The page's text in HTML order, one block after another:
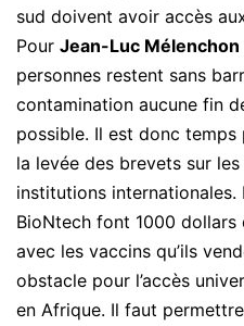
sud doivent avoir accès
Pour Jean-Luc Mélenchon
personnes restent sans
contamination aucune fin
possible. Il est donc
la levée des brevets sur
institutions internationales.
BioNtech font 1000
avec les vaccins qu’ils
obstacle pour l’accès
en Afrique. Il faut